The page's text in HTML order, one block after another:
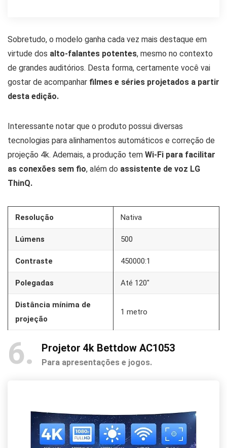
Sobretudo, o modelo ganha cada vez mais destaque em
virtude dos alto-falantes potentes, mesmo no contexto
de grandes auditórios. Desta forma, certamente você vai
gostar de acompanhar filmes e séries projetados a partir
desta edição.
Interessante notar que o produto possui diversas
tecnologias para alinhamentos automáticos e correção de
projeção 4k. Ademais, a produção tem Wi-Fi para facilitar
as conexões sem fio, além do assistente de voz LG
ThinQ.
Resolução Nativa
Lúmens 500
Contraste 450000:1
Polegadas Até 120″
Distância mínima de
projeção
1 metro
6 Projetor 4k Bettdow ‎AC1053
Para apresentações e jogos.